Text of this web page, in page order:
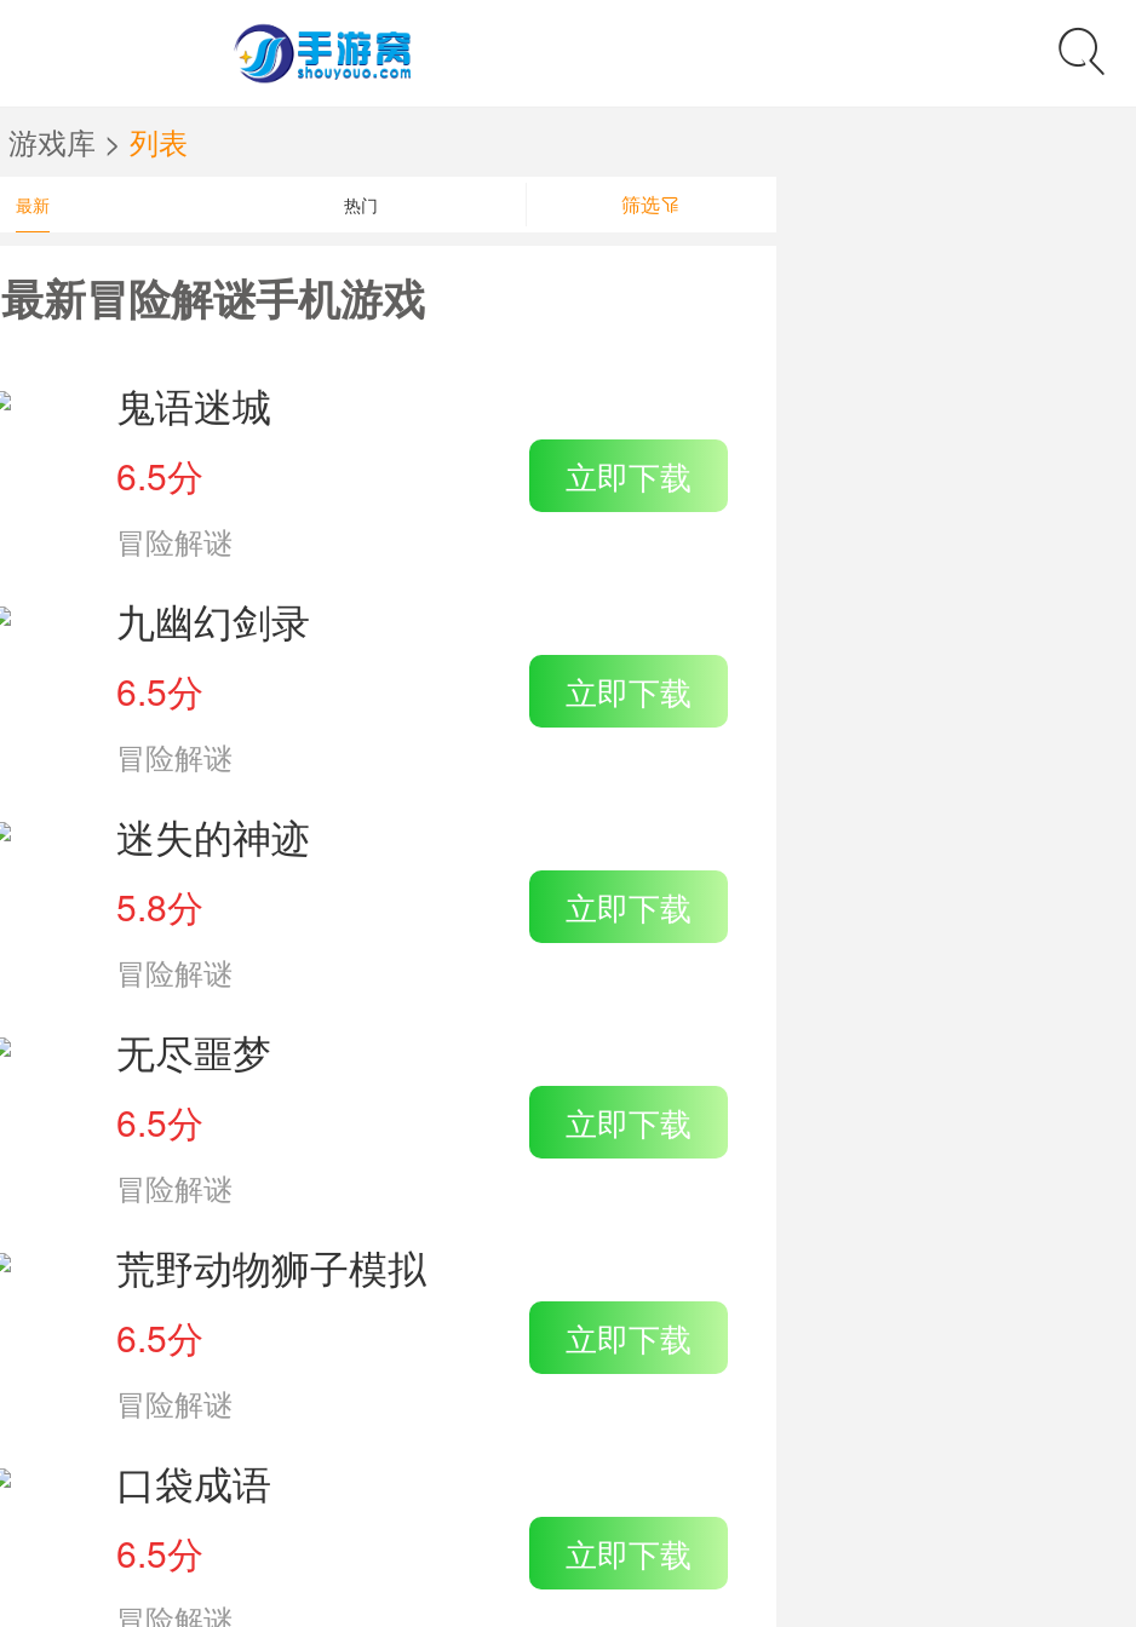
游戏库 > 列表
最新 热门 筛选
最新冒险解谜手机游戏
鬼语迷城
6.5分
冒险解谜
立即下载
九幽幻剑录
6.5分
冒险解谜
立即下载
迷失的神迹
5.8分
冒险解谜
立即下载
无尽噩梦
6.5分
冒险解谜
立即下载
荒野动物狮子模拟
6.5分
冒险解谜
立即下载
口袋成语
6.5分
冒险解谜
立即下载